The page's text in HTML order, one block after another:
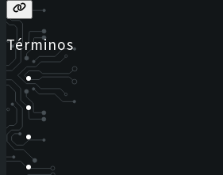
Términos